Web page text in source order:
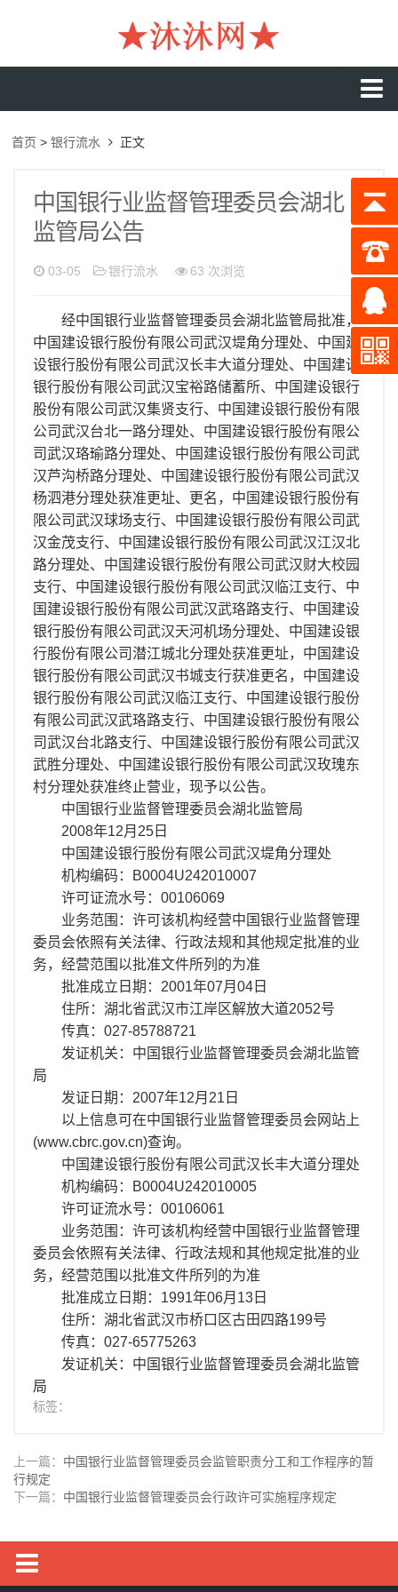
工资流水
入职流水
企业流水
存款证明
在职证明
离职证明
首页 >银行流水 正文
中国银行业监督管理委员会湖北
监管局公告
03-05 银行流水 63 次浏览
经中国银行业监督管理委员会湖北监管局批准，
中国建设银行股份有限公司武汉堤角分理处、中国建
设银行股份有限公司武汉长丰大道分理处、中国建设
银行股份有限公司武汉宝裕路储蓄所、中国建设银行
股份有限公司武汉集贤支行、中国建设银行股份有限
公司武汉台北一路分理处、中国建设银行股份有限公
司武汉珞瑜路分理处、中国建设银行股份有限公司武
汉芦沟桥路分理处、中国建设银行股份有限公司武汉
杨泗港分理处获准更址、更名，中国建设银行股份有
限公司武汉球场支行、中国建设银行股份有限公司武
汉金茂支行、中国建设银行股份有限公司武汉江汉北
路分理处、中国建设银行股份有限公司武汉财大校园
支行、中国建设银行股份有限公司武汉临江支行、中
国建设银行股份有限公司武汉武珞路支行、中国建设
银行股份有限公司武汉天河机场分理处、中国建设银
行股份有限公司潜江城北分理处获准更址，中国建设
银行股份有限公司武汉书城支行获准更名，中国建设
银行股份有限公司武汉临江支行、中国建设银行股份
有限公司武汉武珞路支行、中国建设银行股份有限公
司武汉台北路支行、中国建设银行股份有限公司武汉
武胜分理处、中国建设银行股份有限公司武汉玫瑰东
村分理处获准终止营业，现予以公告。
中国银行业监督管理委员会湖北监管局
2008年12月25日
中国建设银行股份有限公司武汉堤角分理处
机构编码：B0004U242010007
许可证流水号：00106069
业务范围：许可该机构经营中国银行业监督管理
委员会依照有关法律、行政法规和其他规定批准的业
务，经营范围以批准文件所列的为准
批准成立日期：2001年07月04日
住所：湖北省武汉市江岸区解放大道2052号
传真：027-85788721
发证机关：中国银行业监督管理委员会湖北监管
局
发证日期：2007年12月21日
以上信息可在中国银行业监督管理委员会网站上
(www.cbrc.gov.cn)查询。
中国建设银行股份有限公司武汉长丰大道分理处
机构编码：B0004U242010005
许可证流水号：00106061
业务范围：许可该机构经营中国银行业监督管理
委员会依照有关法律、行政法规和其他规定批准的业
务，经营范围以批准文件所列的为准
批准成立日期：1991年06月13日
住所：湖北省武汉市桥口区古田四路199号
传真：027-65775263
发证机关：中国银行业监督管理委员会湖北监管
局
标签：
上一篇： 中国银行业监督管理委员会监管职责分工和工作程序的暂
行规定
下一篇： 中国银行业监督管理委员会行政许可实施程序规定